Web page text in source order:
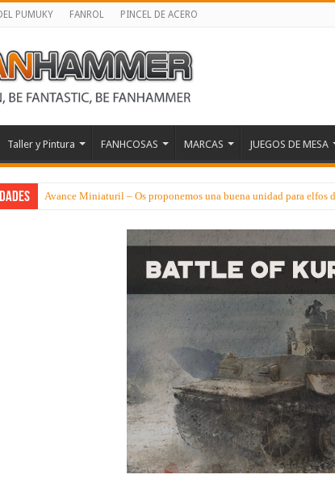
PUMUKY FANROL PINCEL DE ACERO
Taller y Pintura FANHCOSAS MARCAS JUEGOS DE MESA
Avance Miniaturil – Os proponemos una buena unidad para elfos